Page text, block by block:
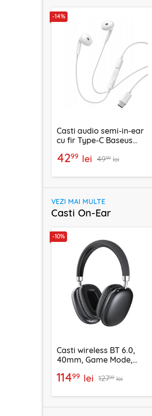
-14%
Casti audio semi-in-ear
cu fir Type-C Baseus
4299 lei 4999 lei
VEZI MAI MULTE
Casti On-Ear
-10%
Casti wireless BT 6.0,
40mm, Game Mode,
11499 lei 12799 lei